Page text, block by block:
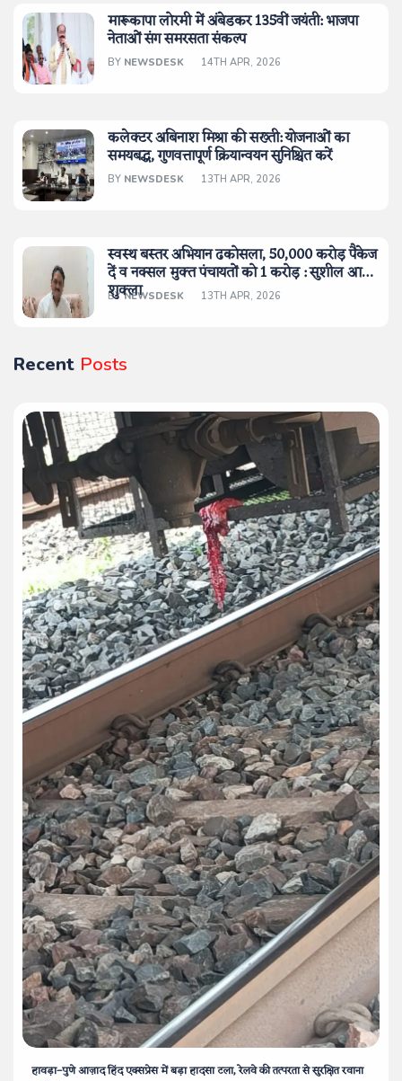
मारूकापा लोरमी में अंबेडकर 135वीं जयंती: भाजपा
नेताओं संग समरसता संकल्प
BY NEWSDESK 14TH APR, 2026
कलेक्टर अबिनाश मिश्रा की सख्ती: योजनाओं का
समयबद्ध, गुणवत्तापूर्ण क्रियान्वयन सुनिश्चित करें
BY NEWSDESK 13TH APR, 2026
स्वस्थ बस्तर अभियान ढकोसला, 50,000 करोड़ पैकेज
दें व नक्सल मुक्त पंचायतों को 1 करोड़ : सुशील आनंद
शुक्ला
BYNEWSDESK 13TH APR, 2026
Recent Posts
हावड़ा–पुणे आज़ाद हिंद एक्सप्रेस में बड़ा हादसा टला, रेलवे की तत्परता से सुरक्षित रवाना